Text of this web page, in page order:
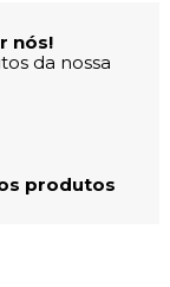
nós!
da nossa
produtos